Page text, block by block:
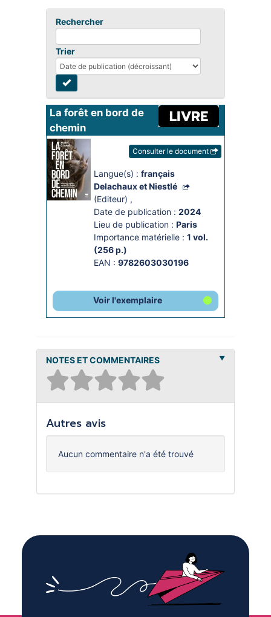
Rechercher
Trier
La forêt en bord de
chemin
Consulter le document
Langue(s) : français
Delachaux et Niestlé
(Editeur) ,
Date de publication : 2024
Lieu de publication : Paris
Importance matérielle : 1 vol.
(256 p.)
EAN : 9782603030196
Voir l'exemplaire
NOTES ET COMMENTAIRES
Autres avis
Aucun commentaire n'a été trouvé